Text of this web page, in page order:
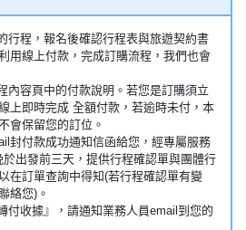
行程，報名後確認行程表與旅遊契約書
用線上付款，完成訂購流程，我們也會
內容頁中的付款說明。若您是訂購須立
上即時完成 全額付款，若逾時未付，本
會保留您的訂位。
封付款成功通知信函給您，經專屬服務
出發前三天，提供行程確認單與團體行
在訂單查詢中得知(若行程確認單有變
絡您)。
付收據』，請通知業務人員email到您的